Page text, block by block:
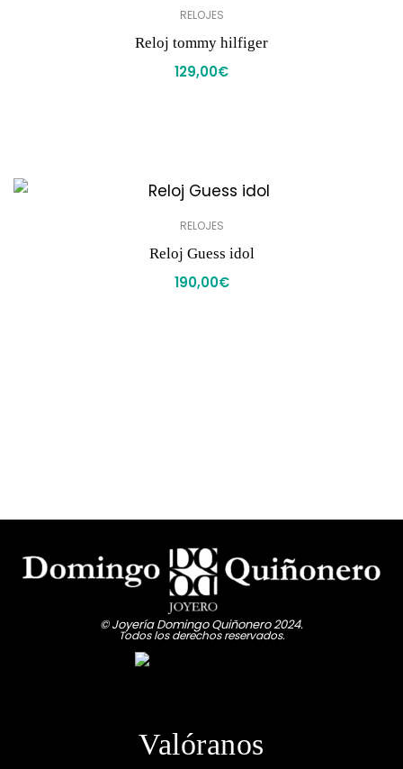
RELOJES
Reloj tommy hilfiger
129,00€
RELOJES
Reloj Guess idol
190,00€
© Joyería Domingo Quiñonero 2024.
Todos los derechos reservados.
Valóranos